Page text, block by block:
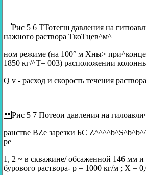
Рис 5 6 ТТотегш давления на
нажного раствора ТкоТцев^м^
ном режиме (на 100° м Хны>
1850 кг/^Т= 003) расположении
Q v - расход и скорость течения
Рис 5 7 Потеои давления на
ранстве BZe зарезки БС
ре
1, 2 ~ в скважине/ обсаженной 146 мм
бурового раствора- р = 1000 кг/м ; X =